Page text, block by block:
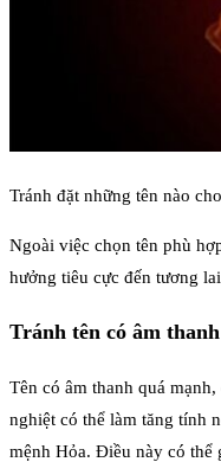
Tránh đặt những tên nào
Ngoài việc chọn tên phù
hưởng tiêu cực đến tương
Tránh tên có âm
Tên có âm thanh quá
nghiệt có thể làm tăng tính
mệnh Hỏa. Điều này có thể